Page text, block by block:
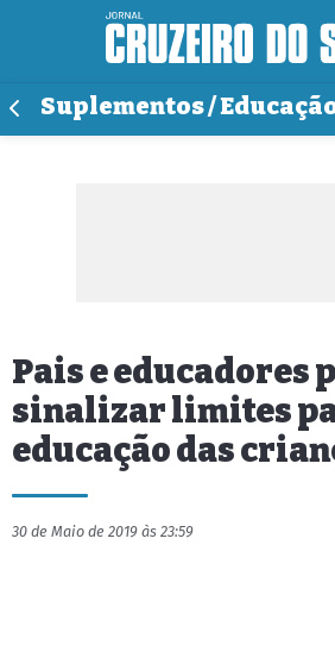
Suplementos /
Pais e educadores
sinalizar limites
educação das
30 de Maio de 2019 às 23:59